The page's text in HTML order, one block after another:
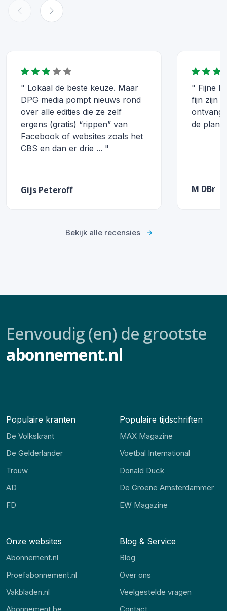
" Lokaal de beste keuze. Maar
DPG media pompt nieuws rond
over alle edities die ze zelf
ergens (gratis) “rippen” van
Facebook of websites zoals het
CBS en dan er drie ... "
Gijs Peteroff
" Fijne
fijn zijn
de plank
M DBr
Bekijk alle recensies
Eenvoudig (en) de grootste
abonnement.nl
Populaire kranten
De Volkskrant
De Gelderlander
Trouw
AD
FD
Populaire tijdschriften
MAX Magazine
Voetbal International
Donald Duck
De Groene Amsterdammer
EW Magazine
Onze websites
Abonnement.nl
Proefabonnement.nl
Vakbladen.nl
Blog & Service
Blog
Over ons
Veelgestelde vragen